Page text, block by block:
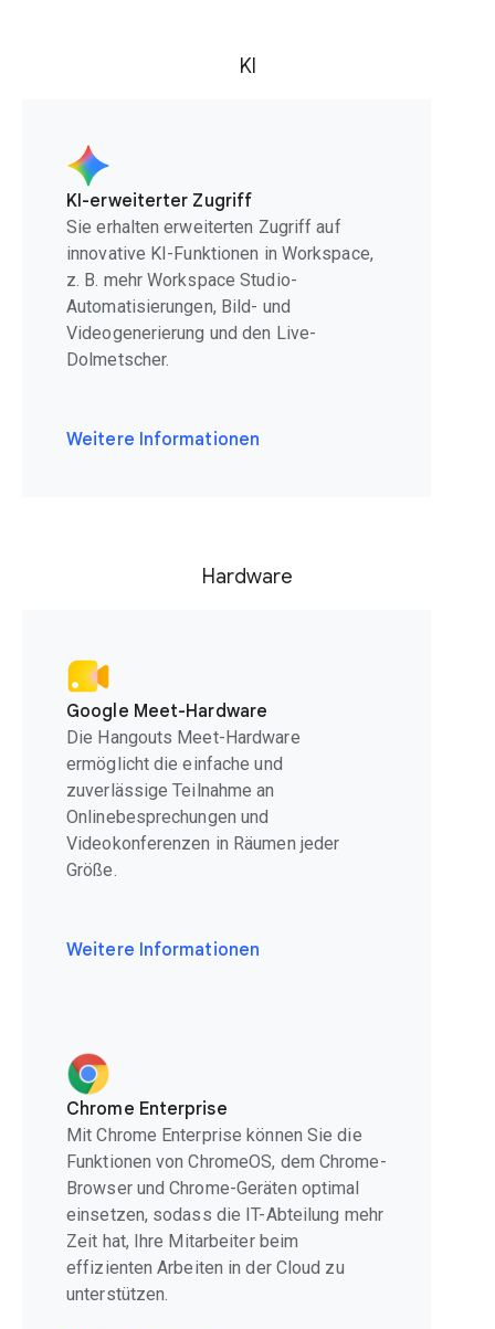
KI
KI-erweiterter Zugriff
Sie erhalten erweiterten Zugriff auf
innovative KI-Funktionen in Workspace,
z. B. mehr Workspace Studio-
Automatisierungen, Bild- und
Videogenerierung und den Live-
Dolmetscher.
Weitere Informationen
Hardware
Google Meet-Hardware
Die Hangouts Meet-Hardware
ermöglicht die einfache und
zuverlässige Teilnahme an
Onlinebesprechungen und
Videokonferenzen in Räumen jeder
Größe.
Weitere Informationen
Chrome Enterprise
Mit Chrome Enterprise können Sie die
Funktionen von ChromeOS, dem Chrome-
Browser und Chrome-Geräten optimal
einsetzen, sodass die IT-Abteilung mehr
Zeit hat, Ihre Mitarbeiter beim
effizienten Arbeiten in der Cloud zu
unterstützen.